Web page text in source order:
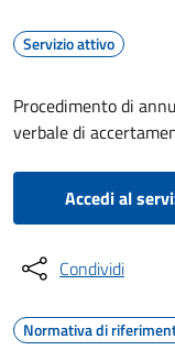
Servizio attivo
Procedimento di
verbale di
Accedi al
Condividi
Normativa di